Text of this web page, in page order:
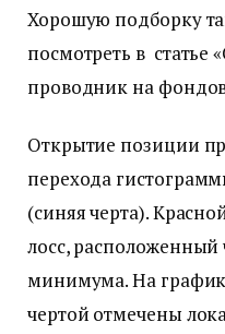
Хорошую подборку
посмотреть в
проводник на
Открытие позиции
перехода
(синяя черта).
лосс,
минимума. На
чертой отмечены